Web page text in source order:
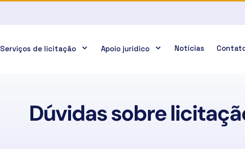
Serviços de licitação Apoio jurídico Notícias
Dúvidas sobre